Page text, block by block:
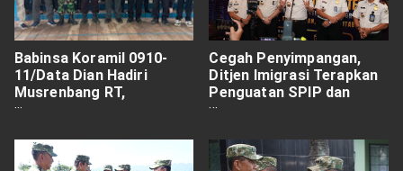
Babinsa Koramil 0910-
11/Data Dian Hadiri
Musrenbang RT,
Wujudkan Sinergi
Cegah Penyimpangan,
Ditjen Imigrasi Terapkan
Penguatan SPIP dan
Whistleblowing System